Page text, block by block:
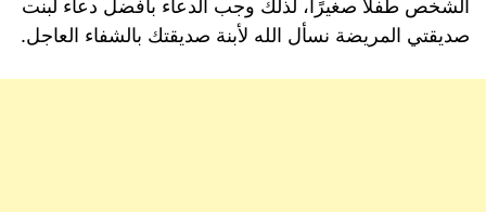
الشخص طفلًا صغيرًا، لذلك وجب الدعاء بأفضل دعاء لبنت
صديقتي المريضة نسأل الله لأبنة صديقتك بالشفاء العاجل.